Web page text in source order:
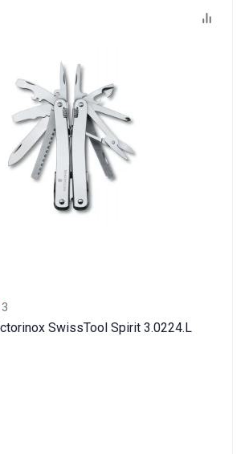
3
SwissTool Spirit 3.0224.L